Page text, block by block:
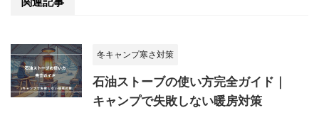
冬キャンプ寒さ対策
石油ストーブの使い方完全ガイド｜
キャンプで失敗しない暖房対策